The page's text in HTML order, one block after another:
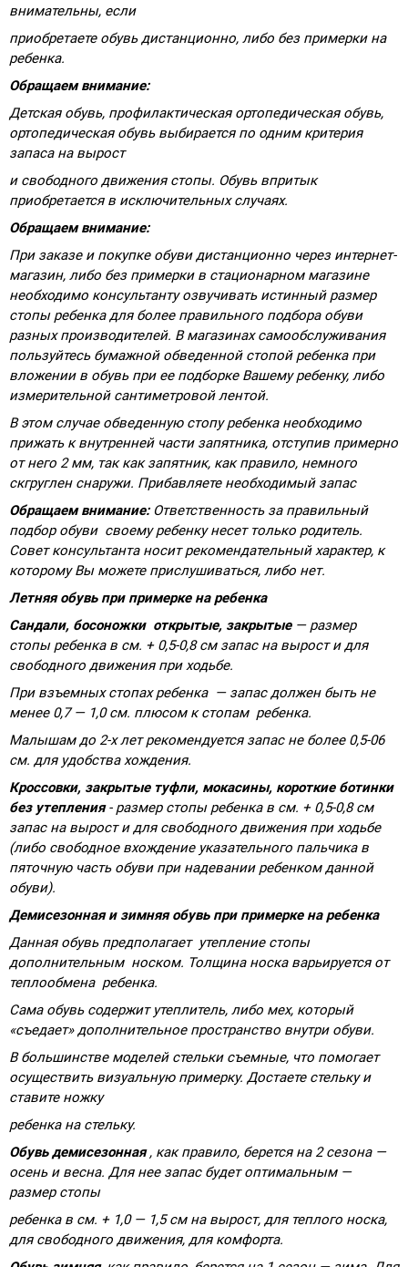
внимательны, если
приобретаете обувь дистанционно, либо без примерки на
ребенка.
Обращаем внимание:
Детская обувь, профилактическая ортопедическая обувь,
ортопедическая обувь выбирается по одним критерия
запаса на вырост
и свободного движения стопы. Обувь впритык
приобретается в исключительных случаях.
Обращаем внимание:
При заказе и покупке обуви дистанционно через интернет-
магазин, либо без примерки в стационарном магазине
необходимо консультанту озвучивать истинный размер
стопы ребенка для более правильного подбора обуви
разных производителей. В магазинах самообслуживания
пользуйтесь бумажной обведенной стопой ребенка при
вложении в обувь при ее подборке Вашему ребенку, либо
измерительной сантиметровой лентой.
В этом случае обведенную стопу ребенка необходимо
прижать к внутренней части запятника, отступив примерно
от него 2 мм, так как запятник, как правило, немного
скгруглен снаружи. Прибавляете необходимый запас
Обращаем внимание: Ответственность за правильный
подбор обуви своему ребенку несет только родитель.
Совет консультанта носит рекомендательный характер, к
которому Вы можете прислушиваться, либо нет.
Летняя обувь при примерке на ребенка
Сандали, босоножки открытые, закрытые — размер
стопы ребенка в см. + 0,5-0,8 см запас на вырост и для
свободного движения при ходьбе.
При взъемных стопах ребенка — запас должен быть не
менее 0,7 — 1,0 см. плюсом к стопам ребенка.
Малышам до 2-х лет рекомендуется запас не более 0,5-06
см. для удобства хождения.
Кроссовки, закрытые туфли, мокасины, короткие ботинки
без утепления- размер стопы ребенка в см. + 0,5-0,8 см
запас на вырост и для свободного движения при ходьбе
(либо свободное вхождение указательного пальчика в
пяточную часть обуви при надевании ребенком данной
обуви).
Демисезонная и зимняя обувь при примерке на ребенка
Данная обувь предполагает утепление стопы
дополнительным носком. Толщина носка варьируется от
теплообмена ребенка.
Сама обувь содержит утеплитель, либо мех, который
«съедает» дополнительное пространство внутри обуви.
В большинстве моделей стельки съемные, что помогает
осуществить визуальную примерку. Достаете стельку и
ставите ножку
ребенка на стельку.
Обувь демисезонная, как правило, берется на 2 сезона —
осень и весна. Для нее запас будет оптимальным —
размер стопы
ребенка в см. + 1,0 — 1,5 см на вырост, для теплого носка,
для свободного движения, для комфорта.